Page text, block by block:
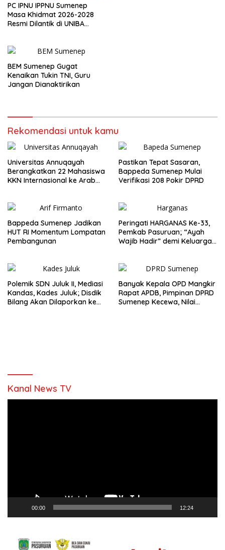
PC IPNU IPPNU Sumenep
Masa Khidmat 2026-2028
Resmi Dilantik di UNIBA
BEM Sumenep Gugat
Kenaikan Tukin TNI, Guru
Jangan Dianaktirikan
Rekomendasi untuk kamu
Universitas Annuqayah
Berangkatkan 22 Mahasiswa
KKN Internasional ke Arab
Pastikan Tepat Sasaran,
Bappeda Sumenep Mulai
Verifikasi 208 Pokir DPRD
Bappeda Sumenep Jadikan
HUT RI Momentum Lompatan
Pembangunan
Peringati HARGANAS Ke-33,
Pemkab Pasuruan; “Ayah
Wajib Hadir” demi Keluarga
Polemik SDN Juluk II, Mediasi
Kandas, Kades Juluk; Disdik
Bilang Akan Dilaporkan ke
Banyak Kepala OPD Mangkir
Rapat APDB, Pimpinan DPRD
Sumenep Kecewa, Nilai
Kanal News TV
00:00 12:24